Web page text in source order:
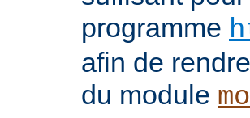
programme
afin de
du module